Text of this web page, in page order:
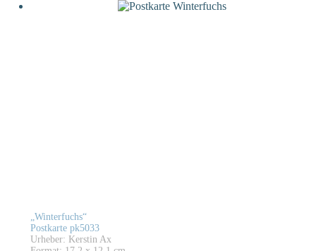
„Winterfuchs“
Postkarte pk5033
Urheber: Kerstin Ax